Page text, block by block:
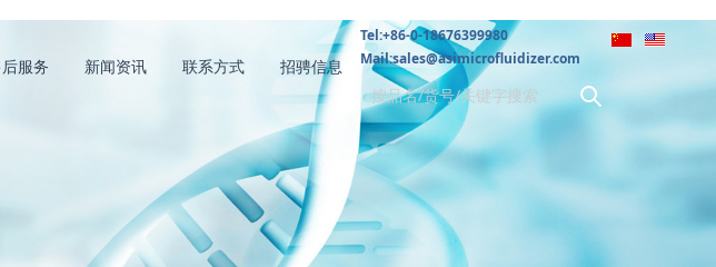
Tel:+86-0-18676399980
Mail:sales@asimicrofluidizer.com
服务 新闻资讯 联系方式 招骋信息